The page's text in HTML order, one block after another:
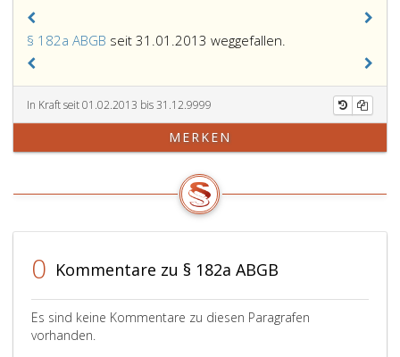
§ 182a ABGB seit 31.01.2013 weggefallen.
In Kraft seit 01.02.2013 bis 31.12.9999
MERKEN
0 Kommentare zu § 182a ABGB
Es sind keine Kommentare zu diesen Paragrafen
vorhanden.